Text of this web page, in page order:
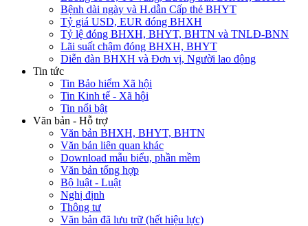
Bệnh dài ngày và H.dẫn Cấp thẻ BHYT
Tỷ giá USD, EUR đóng BHXH
Tỷ lệ đóng BHXH, BHYT, BHTN và TNLĐ-BNN
Lãi suất chậm đóng BHXH, BHYT
Diễn đàn BHXH và Đơn vị, Người lao động
Tin tức
Tin Bảo hiểm Xã hội
Tin Kinh tế - Xã hội
Tin nổi bật
Văn bản - Hỗ trợ
Văn bản BHXH, BHYT, BHTN
Văn bản liên quan khác
Download mẫu biểu, phần mềm
Văn bản tổng hợp
Bộ luật - Luật
Nghị định
Thông tư
Văn bản đã lưu trữ (hết hiệu lực)